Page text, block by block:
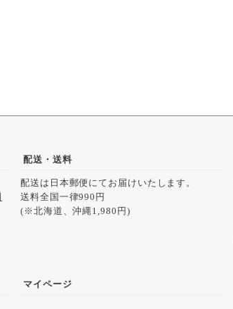
配送・送料
配送は日本郵便にてお届けいたします。
送料全国一律990円
(※北海道、沖縄1,980円)
マイページ